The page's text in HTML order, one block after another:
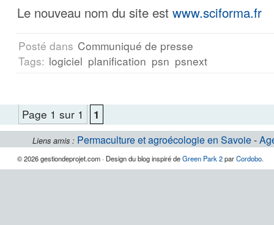
Le nouveau nom du site est www.sciforma.fr
Posté dans Communiqué de presse
Tags: logiciel planification psn psnext
Page 1 sur 1 1
Liens amis : Permaculture et agroécologie en Savoie-
© 2026 gestiondeprojet.com · Design du blog inspiré deGreen Park 2parCordobo.